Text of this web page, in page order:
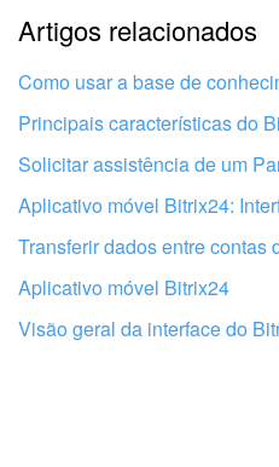
Explicação muito breve,
Não gosto de como esta
Artigos relacionados
Como usar a base de
Principais características do
Solicitar assistência de um
Aplicativo móvel Bitrix24:
Transferir dados entre contas
Aplicativo móvel Bitrix24
Visão geral da interface do